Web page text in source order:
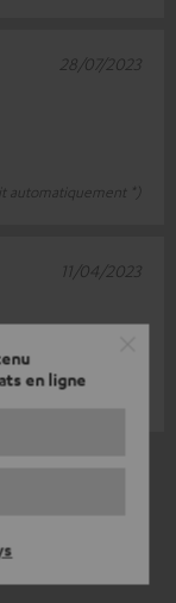
en ligne
automatiquement *)
28/07/2023
11/04/2023